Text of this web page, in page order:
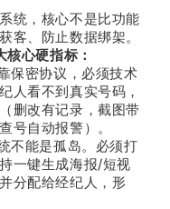
，核心不是比功能
客、防止数据绑架。
心硬指标：
保密协议，必须技术
人看不到真实号码，
删改有记录，截图带
号自动报警）。
不能是孤岛。必须打
一键生成海报/短视
分配给经纪人，形